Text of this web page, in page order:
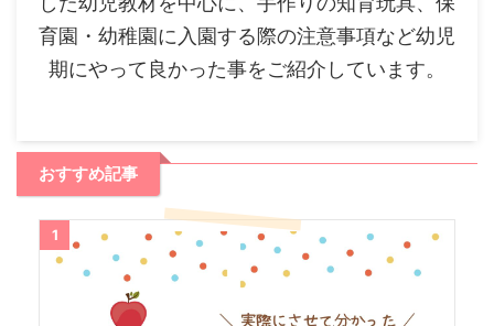
育園・幼稚園に入園する際の注意事項など幼児
期にやって良かった事をご紹介しています。
おすすめ記事
1